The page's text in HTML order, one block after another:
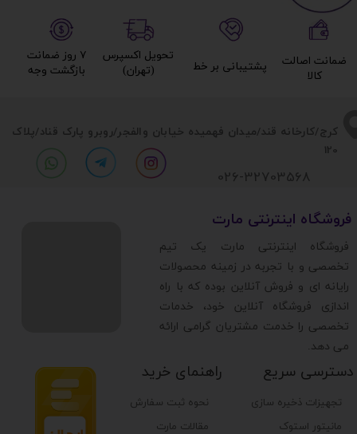
​​کرج/کارخانه قند/میدان فهمیده خیابان والفجر/روبرو پارک قناد/پلاک
120
تجهیزات ذخیره سازی
مانیتور استوک
دسترسی سریع راهنمای خرید
نحوه ثبت سفارش
مقالات مارت
​فروشگاه اینترنتی مارت
​فروشگاه اینترنتی مارت یک تیم
تخصصی و با تجربه در زمینه محصولات
رایانه ای و فروش آنلاین بوده که با راه
اندازی فروشگاه آنلاین خود، خدمات
تخصصی را خدمت مشتریان گرامی ارائه
می دهد.
026-32703568
۷ روز ضمانت
بازگشت وجه​​​​​​​
تحویل اکسپرس
(تهران)​​​​​​​
پشتیبانی بر خط​​​​​​​
ضمانت اصالت
کالا​​​​​​​